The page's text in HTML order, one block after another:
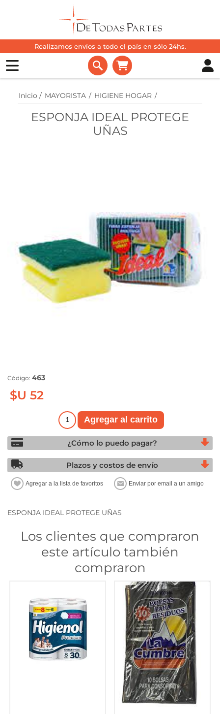
Realizamos envíos a todo el país en sólo 24hs.
Inicio / MAYORISTA / HIGIENE HOGAR /
ESPONJA IDEAL PROTEGE
UÑAS
Código: 463
$U 52
¿Cómo lo puedo pagar?
Plazos y costos de envío
ESPONJA IDEAL PROTEGE UÑAS
Los clientes que compraron
este artículo también
compraron